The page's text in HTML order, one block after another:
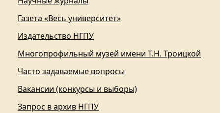
Газета «Весь университет»
Издательство НГПУ
Многопрофильный музей имени Т.Н. Троицкой
Часто задаваемые вопросы
Вакансии (конкурсы и выборы)
Запрос в архив НГПУ